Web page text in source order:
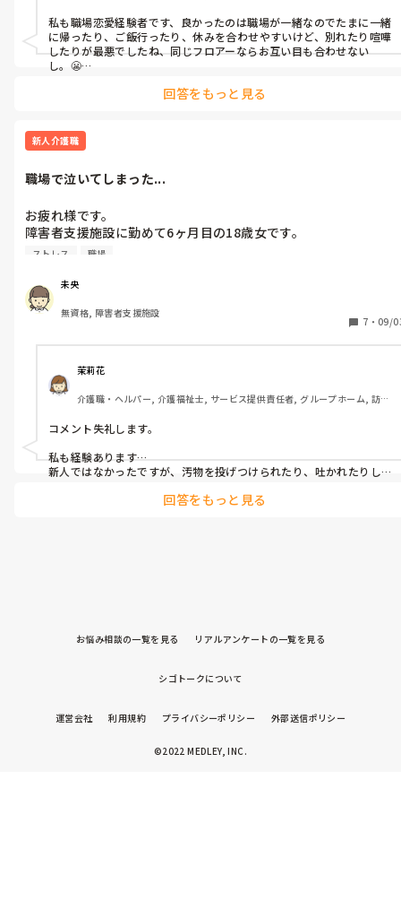
私から告白した方がいいですか？？
でも、職場同士の恋愛ってお別れした時に気まずくなりますよ
ね。
その他にも職場恋愛のメリット・デメリットがあれば教えて欲し
私も職場恋愛経験者です、良かったのは職場が一緒なのでたまに一緒
に帰ったり、ご飯行ったり、休みを合わせやすいけど、別れたり喧嘩
したりが最悪でしたね、同じフロアーならお互い目も合わせない
し。😬
かです。だから私は職場恋愛は懲りて、全然違う職種の人と付き合っ
回答をもっと見る
新人介護職
職場で泣いてしまった...
お疲れ様です。
障害者支援施設に勤めて6ヶ月目の18歳女です。
ある利用者さんが、食便・弄便行為をしていたのでシャワーを浴
びてもらおうと浴室に誘導しようとしたんですけど、強く拒否さ
れて思いっきりお腹を蹴られてしまいました。
痛さと、自分は何でこんなことされなきゃならないんだろうって
いう感情が込み上げてきて、その場で泣き崩れてしまいました。
それに気付いた先輩職員さんが、スタッフルームまで連れて行っ
てくれて話を聞いてくれました。
私は誰かに悩み等を打ち明けるのがとても苦手なので、今まで仕
に溜め込んでいたんですけど、それがついに爆発してしまったん
だと思います。過呼吸を起こすくらい泣いて、施設長が看護師さ
んを呼ぼうと慌てていました。
ですが、職場で泣いてしまった恥ずかしさと情けなさで全く業務
ストレス 職場
未央
無資格, 障害者支援施設
7 ・ 09/
茉莉花
介護職・ヘルパー, 介護福祉士, サービス提供責任者, グループホーム, 訪問
コメント失礼します。
私も経験あります…
新人ではなかったですが、汚物を投げつけられたり、吐かれたりし
その場では我慢しましたが、その後すぐに過呼吸で倒れてしまいま
回答をもっと見る
お悩み相談の一覧を見る リアルアンケートの一覧を見る
シゴトークについて
運営会社 利用規約 プライバシーポリシー 外部送信ポリシー
©2022 MEDLEY, INC.